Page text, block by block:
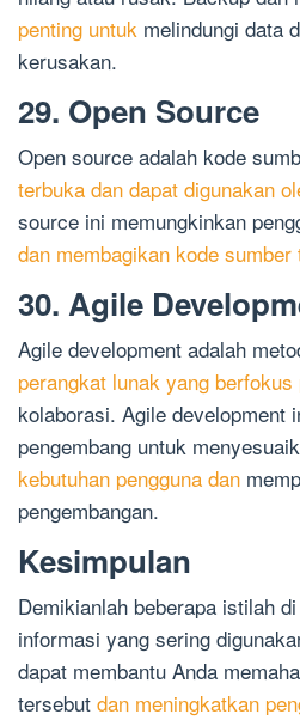
penting untuk melindungi data
kerusakan.
29. Open Source
Open source adalah kode
terbuka dan dapat digunakan
source ini memungkinkan
dan membagikan kode
30. Agile
Agile development adalah
perangkat lunak yang
kolaborasi. Agile development
pengembang untuk
kebutuhan pengguna dan
pengembangan.
Kesimpulan
Demikianlah beberapa istilah
informasi yang sering
dapat membantu Anda
tersebut dan meningkatkan